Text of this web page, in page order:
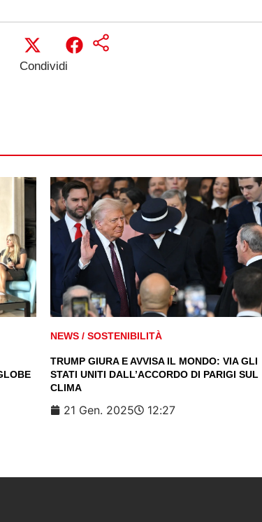
Condividi
NEWS / SOSTENIBILITÀ
TRUMP GIURA E AVVISA IL MONDO: VIA GLI
STATI UNITI DALL’ACCORDO DI PARIGI SUL
CLIMA
21 Gen. 2025 12:27